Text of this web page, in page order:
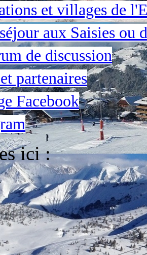
et villages de
aux Saisies ou
de discussion
partenaires
Facebook
ici :